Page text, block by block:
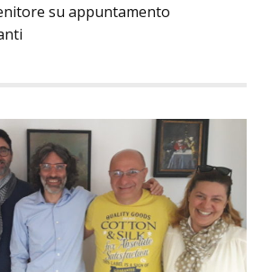
su appuntamento